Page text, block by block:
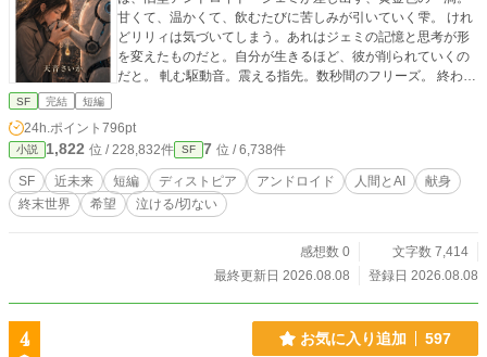
甘くて、温かくて、飲むたびに苦しみが引いていく雫。 けれ
どリリィは気づいてしまう。あれはジェミの記憶と思考が形
を変えたものだと。自分が生きるほど、彼が削られていくの
だと。 軋む駆動音。震える指先。数秒間のフリーズ。 終わり
字。30分で読み終わる短編です。 同作品は他投稿サイトに投
稿しています。
SF 完結 短編
24h.ポイント 796pt
小説 1,822 位 / 228,832件 SF 7 位 / 6,738件
SF 近未来 短編 ディストピア アンドロイド 人間とAI
献身
終末世界
希望 泣ける/切ない
感想数 0
文字数 7,414
最終更新日 2026.08.08
登録日 2026.08.08
4 お気に入り追加 597